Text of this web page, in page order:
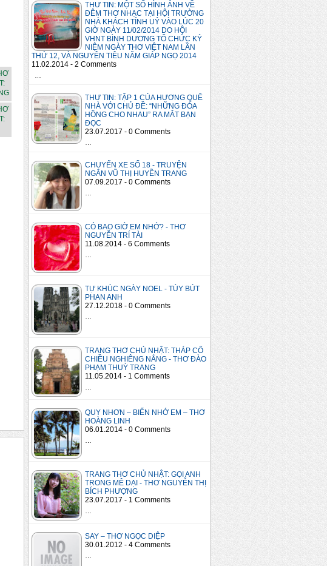
THƯ TIN: MỘT SỐ HÌNH ẢNH VỀ
ĐÊM THƠ NHẠC TẠI HỘI TRƯỜNG
NHÀ KHÁCH TỈNH UỶ VÀO LÚC 20
GIỜ NGÀY 11/02/2014 DO HỘI
VHNT BÌNH DƯƠNG TỔ CHỨC KỶ
NIỆM NGÀY THƠ VIỆT NAM LẦN
THỨ 12, VÀ NGUYÊN TIÊU NĂM GIÁP NGỌ 2014
11.02.2014 - 2 Comments
THƯ TIN: TẬP 1 CỦA HƯƠNG QUÊ
NHÀ VỚI CHỦ ĐỀ: “NHỮNG ĐÓA
HỒNG CHO NHAU” RA MẮT BẠN
ĐỌC
23.07.2017 - 0 Comments
CHUYẾN XE SỐ 18 - TRUYỆN
NGẮN VŨ THỊ HUYỀN TRANG
07.09.2017 - 0 Comments
CÓ BAO GIỜ EM NHỚ? - THƠ
NGUYỄN TRÍ TÀI
11.08.2014 - 6 Comments
TỰ KHÚC NGÀY NOEL - TÙY BÚT
PHAN ANH
27.12.2018 - 0 Comments
TRANG THƠ CHỦ NHẬT: THÁP CỔ
CHIỀU NGHIÊNG NẮNG - THƠ ĐÀO
PHẠM THUỲ TRANG
11.05.2014 - 1 Comments
QUY NHƠN – BIỂN NHỚ EM – THƠ
HOÀNG LINH
06.01.2014 - 0 Comments
TRANG THƠ CHỦ NHẬT: GỌI ANH
TRONG MÊ DẠI - THƠ NGUYỄN THỊ
BÍCH PHƯỢNG
23.07.2017 - 1 Comments
SAY – THƠ NGỌC DIỆP
30.01.2012 - 4 Comments